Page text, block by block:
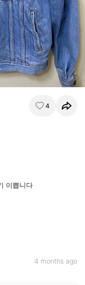
4
이쁩니다
4 months ago